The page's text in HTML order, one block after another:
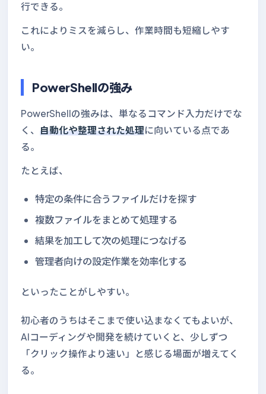
行できる。
これによりミスを減らし、作業時間も短縮しやす
い。
PowerShellの強み
PowerShellの強みは、単なるコマンド入力だけでな
く、 自動化や整理された処理に向いている点であ
る。
たとえば、
特定の条件に合うファイルだけを探す
複数ファイルをまとめて処理する
結果を加工して次の処理につなげる
管理者向けの設定作業を効率化する
といったことがしやすい。
初心者のうちはそこまで使い込まなくてもよいが、
AIコーディングや開発を続けていくと、少しずつ
「クリック操作より速い」と感じる場面が増えてく
る。